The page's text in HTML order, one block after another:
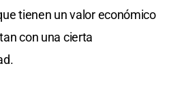
tienen un valor económico
con una cierta